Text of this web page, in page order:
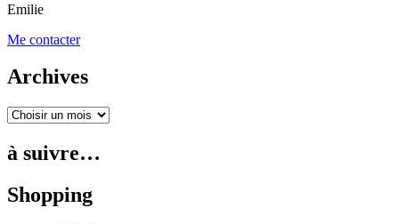
Emilie
Me contacter
Archives
à suivre…
Shopping